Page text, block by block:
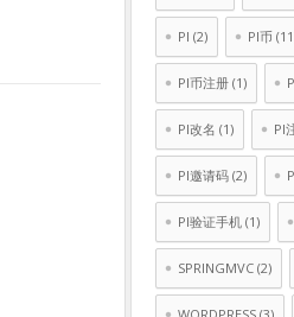
PI (2) PI币
PI币注册 (1)
PI改名 (1) PI
PI邀请码 (2)
PI验证手机 (1)
SPRINGMVC (2)